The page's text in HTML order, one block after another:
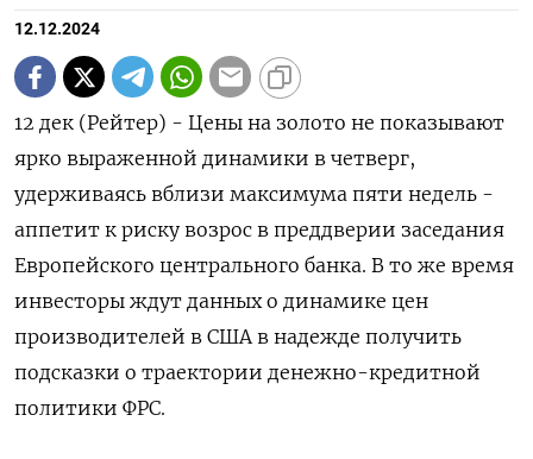
12.12.2024
12 дек (Рейтер) - Цены на золото не показывают
ярко выраженной динамики в четверг,
удерживаясь вблизи максимума пяти недель -
аппетит к риску возрос в преддверии заседания
Европейского центрального банка. В то же время
инвесторы ждут данных о динамике цен
производителей в США в надежде получить
подсказки о траектории денежно-кредитной
политики ФРС.